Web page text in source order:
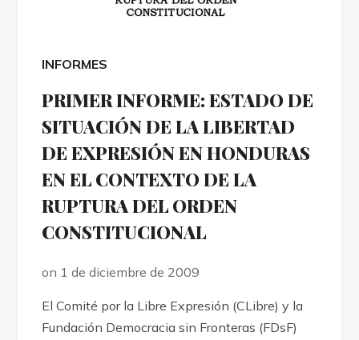
INFORMES
PRIMER INFORME: ESTADO DE
SITUACIÓN DE LA LIBERTAD
DE EXPRESIÓN EN HONDURAS
EN EL CONTEXTO DE LA
RUPTURA DEL ORDEN
CONSTITUCIONAL
on 1 de diciembre de 2009
El Comité por la Libre Expresión (C­Libre) y la
Fundación Democracia sin Fronteras (FDsF)